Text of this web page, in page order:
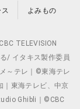
よみもの
TELEVISION
/ イタキス製作委員
～テレ｜©東海テレ
｜東海テレビ、中京
Ghibli｜©CBC